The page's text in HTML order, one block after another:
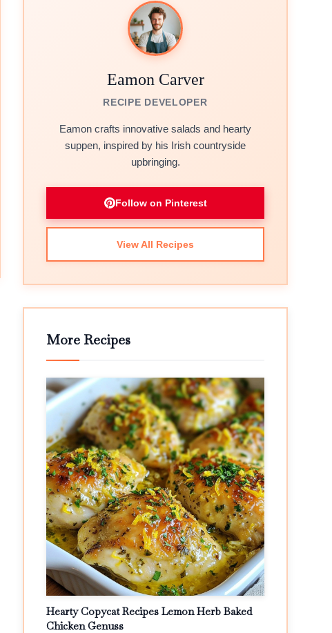
Eamon Carver
RECIPE DEVELOPER
Eamon crafts innovative salads and hearty
suppen, inspired by his Irish countryside
upbringing.
Follow on Pinterest
View All Recipes
More Recipes
Hearty Copycat Recipes Lemon Herb Baked
Chicken Genuss